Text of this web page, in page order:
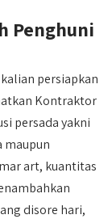
Penghuni
persiapkan
Kontraktor
persada yakni
maupun
art, kuantitas
disore hari,